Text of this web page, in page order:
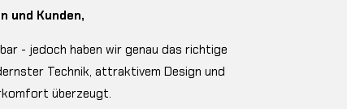
und Kunden,
- jedoch haben wir genau das richtige
Technik, attraktivem Design und
überzeugt.